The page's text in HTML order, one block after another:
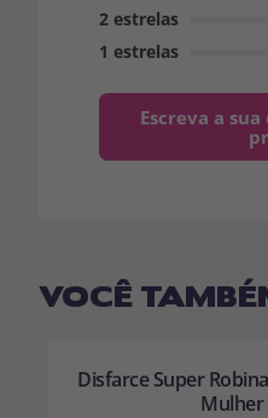
2 estrelas
1 estrelas
Escreva a
VOCÊ
Disfarce Super
Mulher